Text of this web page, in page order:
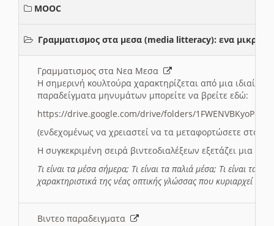
MOOC
Γραμματισμος στα μεσα (media litteracy): ενα μικρο
Γραμματισμος στα Νεα Μεσα
Η σημερινή κουλτούρα χαρακτηρίζεται από μια
παραδείγματα μηνυμάτων μπορείτε να βρείτε εδώ:
https://drive.google.com/drive/folders/
(ενδεχομένως να χρειαστεί να τα μεταφορτώσετε στο
Η συγκεκριμένη σειρά βιντεοδιαλέξεων εξετάζει μια
Τι είναι τα μέσα σήμερα; Τι είναι τα παλιά μέσα; Τι είναι τα
χαρακτηριστικά της νέας οπτικής γλώσσας που κυριαρχεί
Βιντεο παραδειγματα